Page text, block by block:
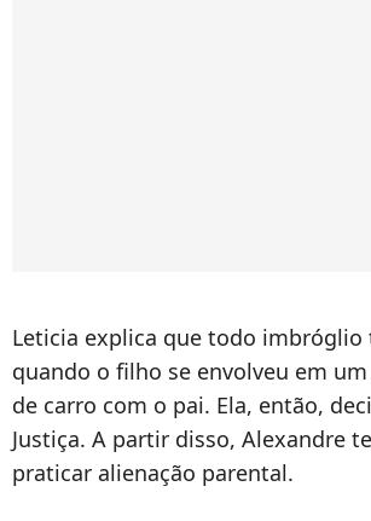
Leticia explica que todo imbróglio
quando o filho se envolveu em
de carro com o pai. Ela, então,
Justiça. A partir disso, Alexandre
praticar alienação parental.